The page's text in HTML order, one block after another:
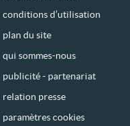
conditions d’utilisation
plan du site
qui sommes-nous
publicité - partenariat
relation presse
paramètres cookies